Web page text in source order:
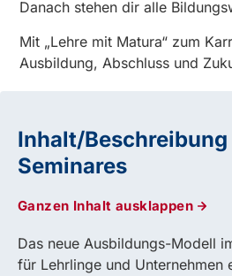
Danach stehen dir alle
Mit „Lehre mit Matura“ zum
Ausbildung, Abschluss und
Inhalt/Beschreibung
Seminares
Ganzen Inhalt ausklappen
Das neue Ausbildungs-Modell
für Lehrlinge und Unternehmen